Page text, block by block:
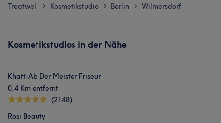
Treatwell > Kosmetikstudio > Berlin > Wilmersdorf
Kosmetikstudios in der Nähe
Khatt-Ab Der Meister Friseur
0,4 Km entfernt
(2148)
Rosi Beauty